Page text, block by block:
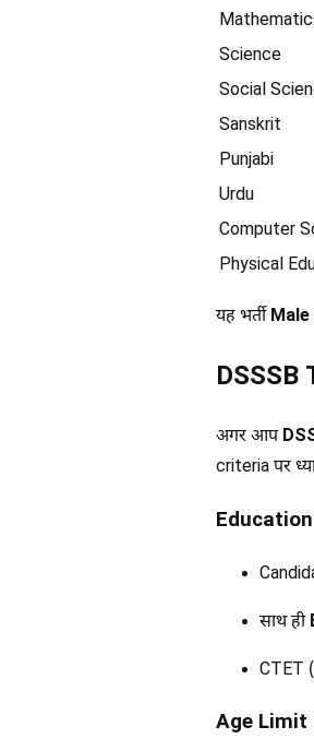
Science
Social
Sanskrit
Punjabi
Urdu
Computer
Physical
यह भर्तीMale
अगर आप
criteria पर
साथ ही
CTET
Age Limit